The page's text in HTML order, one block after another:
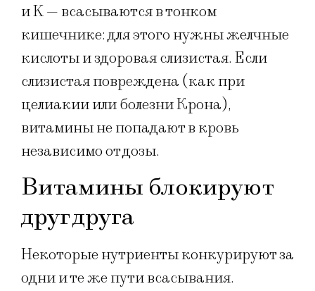
и K — всасываются в тонком
кишечнике: для этого нужны желчные
кислоты и здоровая слизистая. Если
слизистая повреждена (как при
целиакии или болезни Крона),
витамины не попадают в кровь
независимо от дозы.
Витамины блокируют
друг друга
Некоторые нутриенты конкурируют за
одни и те же пути всасывания.